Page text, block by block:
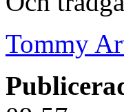
Tommy